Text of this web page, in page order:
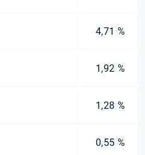
4,71 %
1,92 %
1,28 %
0,55 %